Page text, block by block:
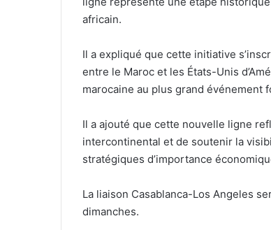
africain.
Il a expliqué que cette initiative
entre le Maroc et les États-Unis
marocaine au plus grand événement
Il a ajouté que cette nouvelle ligne
intercontinental et de soutenir la
stratégiques d’importance
La liaison Casablanca-Los Angeles
dimanches.